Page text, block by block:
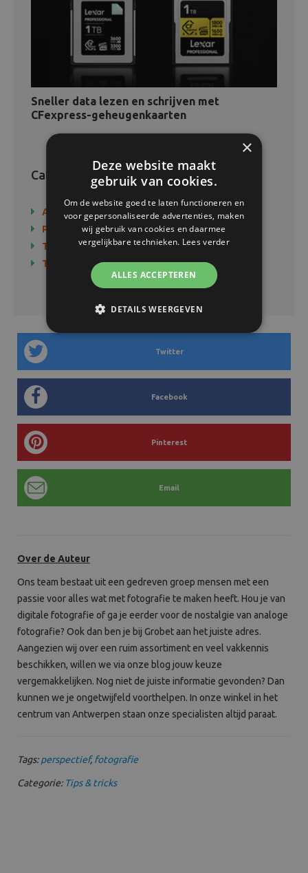
Sneller data lezen en schrijven met
CFexpress-geheugenkaarten
Categorieën
Actie
Producten
Technologie
Tips & Tricks
Twitter
Facebook
Pinterest
Email
Over de Auteur
Ons team bestaat uit een gedreven groep mensen met een
passie voor alles wat met fotografie te maken heeft. Hou je van
digitale fotografie of ga je eerder voor de nostalgie van analoge
fotografie? Ook dan ben je bij Grobet aan het juiste adres.
Aangezien wij over een ruim assortiment en veel vakkennis
beschikken, willen we via onze blog jouw keuze
vergemakkelijken. Nog niet de juiste informatie gevonden? Dan
kunnen we je ongetwijfeld voorthelpen. In onze winkel in het
centrum van Antwerpen staan onze specialisten altijd paraat.
Tags:perspectief,fotografie
Categorie: Tips & tricks
×
Deze website maakt
gebruik van cookies.
Om de website goed te laten functioneren en
voor gepersonaliseerde advertenties, maken
wij gebruik van cookies en daarmee
vergelijkbare technieken. Lees verder
ALLES ACCEPTEREN
DETAILS WEERGEVEN